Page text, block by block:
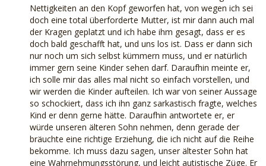
Nettigkeiten an den Kopf geworfen hat, von wegen ich sei
doch eine total überforderte Mutter, ist mir dann auch mal
der Kragen geplatzt und ich habe ihm gesagt, dass er es
doch bald geschafft hat, und uns los ist. Dass er dann sich
nur noch um sich selbst kümmern muss, und er natürlich
immer gern seine Kinder sehen darf. Daraufhin meinte er,
ich solle mir das alles mal nicht so einfach vorstellen, und
wir werden die Kinder aufteilen. Ich war von seiner Aussage
so schockiert, dass ich ihn ganz sarkastisch fragte, welches
Kind er denn gerne hätte. Daraufhin antwortete er, er
würde unseren älteren Sohn nehmen, denn gerade der
bräuchte eine richtige Erziehung, die ich nicht auf die Reihe
bekomme. Ich muss dazu sagen, unser ältester Sohn hat
eine Wahrnehmungsstörung, und leicht autistische Züge. Er